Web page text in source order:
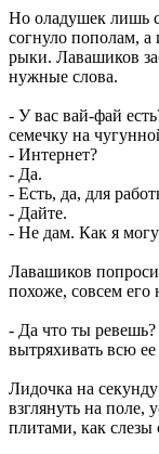
Но оладушек лишь
согнуло пополам, а
рыки. Лавашиков
нужные слова.
- У вас вай-фай
семечку на
- Интернет?
- Да.
- Есть, да, для
- Дайте.
- Не дам. Как я
Лавашиков
похоже, совсем его
- Да что ты
вытряхивать всю
Лидочка на
взглянуть на поле,
плитами, как слезы